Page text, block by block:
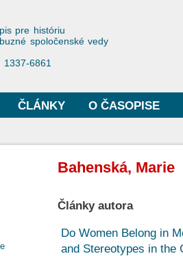
Historiae
pre históriu
spoločenské vedy
1337-6861
ČLÁNKY O ČASOPISE
Bahenská, Marie
Články autora
Do Women Belong in
and Stereotypes in the